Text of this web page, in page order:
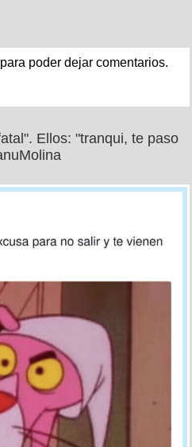
poder dejar comentarios.
Ellos: "tranqui, te paso